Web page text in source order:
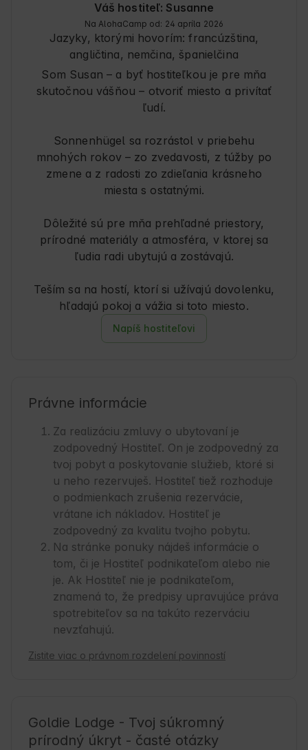
vychutnávanie čerstvého vzduchu – Neu Karin
je príjemným miestom pre milovníkov prírody a
dobrodruhov. Hostitelia sa postarajú o srdečnú
atmosféru a poskytnú užitočné tipy pre váš
pobyt.
Váš hostiteľ: Susanne
Na AlohaCamp od: 24 apríla 2026
Jazyky, ktorými hovorím: francúzština,
angličtina, nemčina, španielčina
Som Susan – a byť hostiteľkou je pre mňa
skutočnou vášňou – otvoriť miesto a privítať
ľudí.
Sonnenhügel sa rozrástol v priebehu
mnohých rokov – zo zvedavosti, z túžby po
zmene a z radosti zo zdieľania krásneho
miesta s ostatnými.
Dôležité sú pre mňa prehľadné priestory,
prírodné materiály a atmosféra, v ktorej sa
ľudia radi ubytujú a zostávajú.
Teším sa na hostí, ktorí si užívajú dovolenku,
hľadajú pokoj a vážia si toto miesto.
Napíš hostiteľovi
Právne informácie
Za realizáciu zmluvy o ubytovaní je
zodpovedný Hostiteľ. On je zodpovedný za
tvoj pobyt a poskytovanie služieb, ktoré si
u neho rezervuješ. Hostiteľ tiež rozhoduje
o podmienkach zrušenia rezervácie,
vrátane ich nákladov. Hostiteľ je
zodpovedný za kvalitu tvojho pobytu.
Na stránke ponuky nájdeš informácie o
tom, či je Hostiteľ podnikateľom alebo nie
je. Ak Hostiteľ nie je podnikateľom,
znamená to, že predpisy upravujúce práva
spotrebiteľov sa na takúto rezerváciu
nevzťahujú.
Zistite viac o právnom rozdelení povinností
Goldie Lodge - Tvoj súkromný
prírodný úkryt - časté otázky